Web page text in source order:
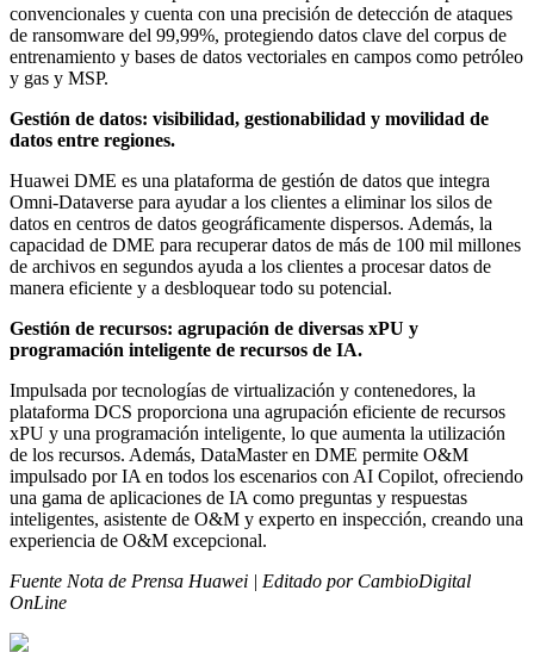
convencionales y cuenta con una precisión de detección de ataques
de ransomware del 99,99%, protegiendo datos clave del corpus de
entrenamiento y bases de datos vectoriales en campos como petróleo
y gas y MSP.
Gestión de datos: visibilidad, gestionabilidad y movilidad de
datos entre regiones.
Huawei DME es una plataforma de gestión de datos que integra
Omni-Dataverse para ayudar a los clientes a eliminar los silos de
datos en centros de datos geográficamente dispersos. Además, la
capacidad de DME para recuperar datos de más de 100 mil millones
de archivos en segundos ayuda a los clientes a procesar datos de
manera eficiente y a desbloquear todo su potencial.
Gestión de recursos: agrupación de diversas xPU y
programación inteligente de recursos de IA.
Impulsada por tecnologías de virtualización y contenedores, la
plataforma DCS proporciona una agrupación eficiente de recursos
xPU y una programación inteligente, lo que aumenta la utilización
de los recursos. Además, DataMaster en DME permite O&M
impulsado por IA en todos los escenarios con AI Copilot, ofreciendo
una gama de aplicaciones de IA como preguntas y respuestas
inteligentes, asistente de O&M y experto en inspección, creando una
experiencia de O&M excepcional.
Fuente Nota de Prensa Huawei | Editado por CambioDigital
OnLine